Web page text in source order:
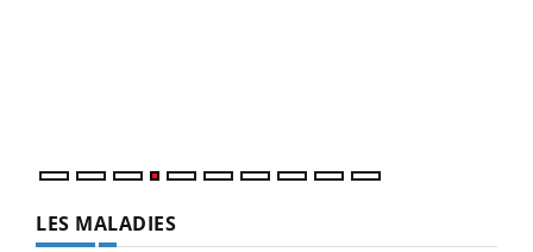
LES MALADIES